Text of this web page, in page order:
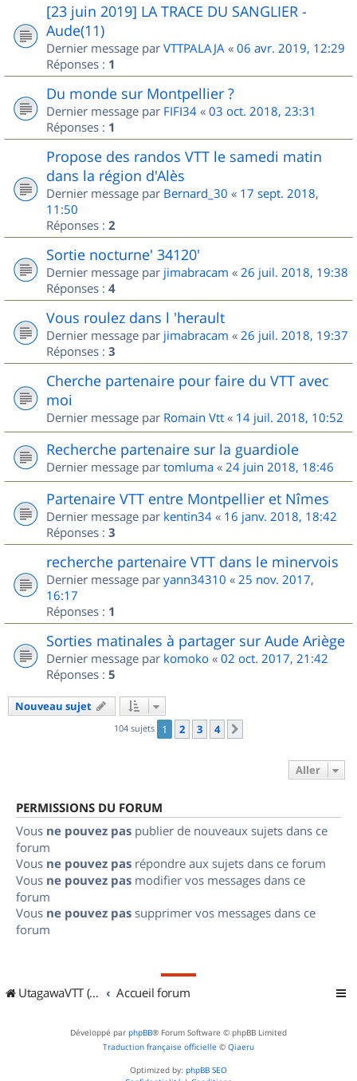
[23 juin 2019] LA TRACE DU SANGLIER -
Aude(11)
Dernier message par VTTPALAJA « 06 avr. 2019, 12:29
Réponses : 1
Du monde sur Montpellier ?
Dernier message par FIFI34 « 03 oct. 2018, 23:31
Réponses : 1
Propose des randos VTT le samedi matin
dans la région d'Alès
Dernier message par Bernard_30 « 17 sept. 2018,
11:50
Réponses : 2
Sortie nocturne' 34120'
Dernier message par jimabracam « 26 juil. 2018, 19:38
Réponses : 4
Vous roulez dans l 'herault
Dernier message par jimabracam « 26 juil. 2018, 19:37
Réponses : 3
Cherche partenaire pour faire du VTT avec
moi
Dernier message par Romain Vtt « 14 juil. 2018, 10:52
Recherche partenaire sur la guardiole
Dernier message par tomluma « 24 juin 2018, 18:46
Partenaire VTT entre Montpellier et Nîmes
Dernier message par kentin34 « 16 janv. 2018, 18:42
Réponses : 3
recherche partenaire VTT dans le minervois
Dernier message par yann34310 « 25 nov. 2017,
16:17
Réponses : 1
Sorties matinales à partager sur Aude Ariège
Dernier message par komoko « 02 oct. 2017, 21:42
Réponses : 5
Nouveau sujet
104 sujets 1 2 3 4
Aller
PERMISSIONS DU FORUM
Vous ne pouvez pas publier de nouveaux sujets dans ce
forum
Vous ne pouvez pas répondre aux sujets dans ce forum
Vous ne pouvez pas modifier vos messages dans ce
forum
Vous ne pouvez pas supprimer vos messages dans ce
forum
UtagawaVTT (Randos VTT et VTTAE avec traces GPS) Accueil forum
Développé par phpBB® Forum Software © phpBB Limited
Traduction française officielle © Qiaeru
Optimized by: phpBB SEO